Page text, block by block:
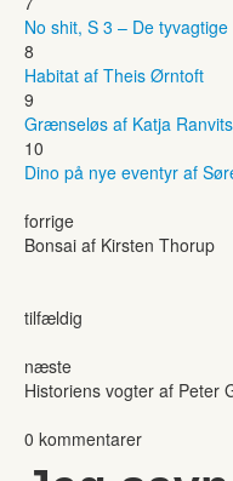
No shit, S 3 – De
8
Habitat af Theis Ørntoft
9
Grænseløs af Katja Ranvits
10
Dino på nye eventyr af
forrige
Bonsai af Kirsten Thorup
tilfældig
næste
Historiens vogter af Peter
0 kommentarer